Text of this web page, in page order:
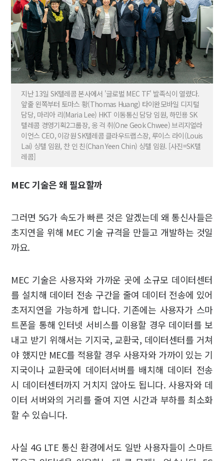
지난 13일 SK텔레콤 본사에서 '글로벌 MEC TF' 발족식이 열렸다.
앞줄 왼쪽부터 토마스 황(Thomas Huang) 타이완모바일 디지털
담당, 마리아 리(Maria Lee) HKT 이동통신 담당 임원, 하민용 SK
텔레콤 경영기획2그룹장, 옹 걱 취(One Geok Chwee) 브리지얼라
이언스 CEO, 이강원 SK텔레콤 클라우드랩스장, 루이스 라이(Louis
Lai) 싱텔 임원, 찬 인 친(Chan Yeen Chin) 싱텔 임원. [사진=SK텔
레콤]
MEC 기술은 왜 필요할까
그러면 5G가 속도가 빠른 것은 알겠는데 왜 통신사들은
초지연을 위해 MEC 기술 규격을 만들고 개발하는 것일
까요.
MEC 기술은 사용자와 가까운 곳에 소규모 데이터센터
를 설치해 데이터 전송 구간을 줄여 데이터 전송에 있어
초저지연을 가능하게 합니다. 기존에는 사용자가 스마
트폰을 통해 인터넷 서비스를 이용할 경우 데이터를 보
내고 받기 위해서는 기지국, 교환국, 데이터센터를 거쳐
야 했지만 MEC를 적용할 경우 사용자와 가까이 있는 기
지국이나 교환국에 데이터서버를 배치해 데이터 전송
시 데이터센터까지 거치지 않아도 됩니다. 사용자와 데
이터 서버와의 거리를 줄여 지연 시간과 부하를 최소화
할 수 있습니다.
사실 4G LTE 통신 환경에서도 일반 사용자들이 스마트